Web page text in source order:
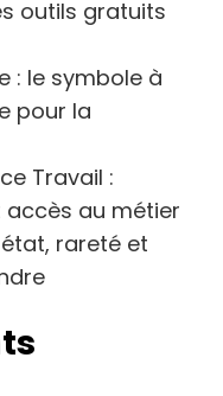
outils gratuits
: le symbole à
pour la
Travail :
au métier
rareté et